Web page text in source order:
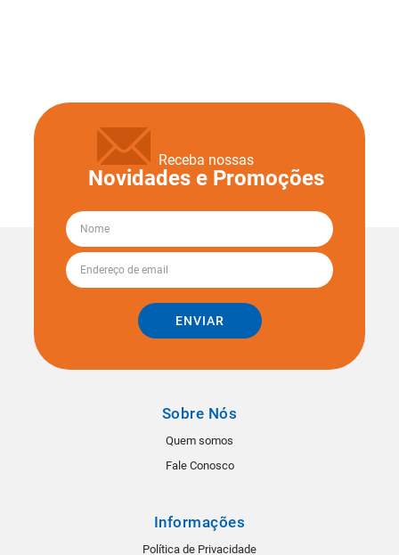
Receba nossas
Novidades e Promoções
ENVIAR
Sobre Nós
Quem somos
Fale Conosco
Informações
Política de Privacidade